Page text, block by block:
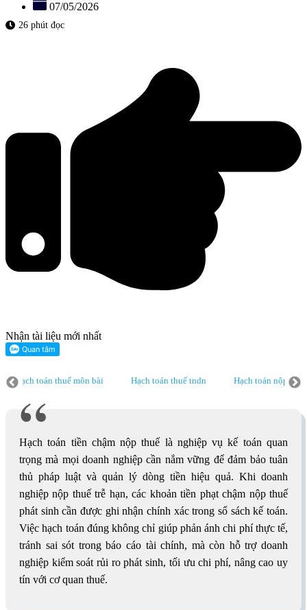
07/05/2026
26 phút đọc
Nhận tài liệu mới nhất
Hạch toán thuế môn bài Hạch toán thuế tndn
Hạch toán nộp
toán nộp thuế GTGT
Hạch toán tiền chậm nộp thuế là nghiệp vụ kế toán quan
trọng mà mọi doanh nghiệp cần nắm vững để đảm bảo tuân
thủ pháp luật và quản lý dòng tiền hiệu quả. Khi doanh
nghiệp nộp thuế trễ hạn, các khoản tiền phạt chậm nộp thuế
phát sinh cần được ghi nhận chính xác trong sổ sách kế toán.
Việc hạch toán đúng không chỉ giúp phản ánh chi phí thực tế,
tránh sai sót trong báo cáo tài chính, mà còn hỗ trợ doanh
nghiệp kiểm soát rủi ro phát sinh, tối ưu chi phí, nâng cao uy
tín với cơ quan thuế.